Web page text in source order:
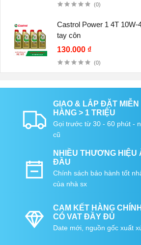
(0)
Castrol Power 1 4T 10W-
tay côn
130.000 ₫
(0)
GIAO & LẮP ĐẶT MIỄN
HÀNG > 1 TRIỆU
Gọi trước từ 30 - 60 phút -
cũ
NHIỀU THƯƠNG HIỆU
ĐẦU
Chính sách bảo hành tốt
của nhà sx
CAM KẾT HÀNG
CÓ VAT ĐẦY ĐỦ
Date mới, nguồn gốc xuất